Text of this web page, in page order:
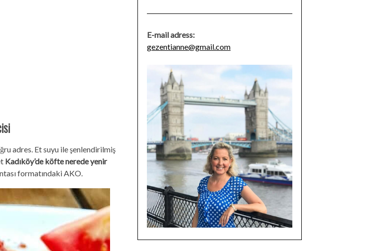
adres. Et suyu ile şenlendirilmiş
Kadıköy’de köfte nerede yenir
formatındaki AKO.
E-mail adress:
gezentianne@gmail.com